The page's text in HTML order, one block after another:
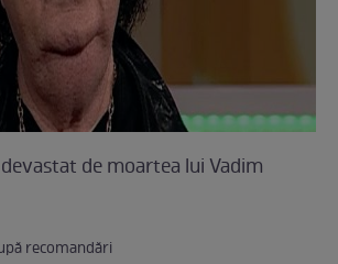
de moartea lui Vadim
recomandări